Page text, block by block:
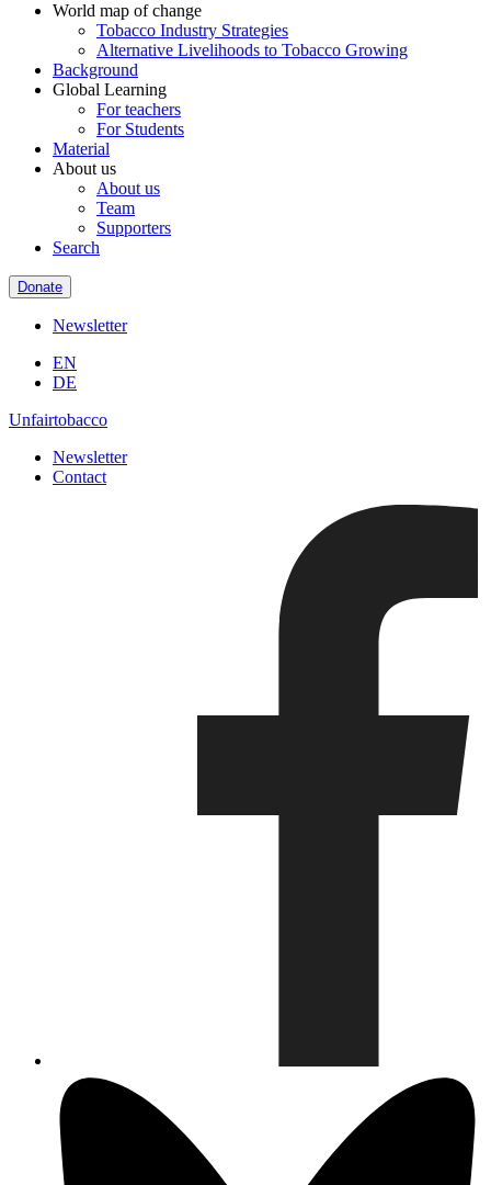
World map of change
Tobacco Industry Strategies
Alternative Livelihoods to Tobacco Growing
Background
Global Learning
For teachers
For Students
Material
About us
About us
Team
Supporters
Search
Donate
Newsletter
EN
DE
Unfairtobacco
Newsletter
Contact